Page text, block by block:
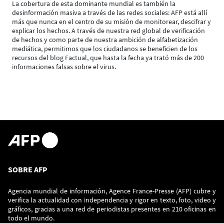
La cobertura de esta dominante mundial es también la
desinformación masiva a través de las redes sociales: AFP está allí
más que nunca en el centro de su misión de monitorear, descifrar y
explicar los hechos. A través de nuestra red global de verificación
de hechos y como parte de nuestra ambición de alfabetización
mediática, permitimos que los ciudadanos se beneficien de los
recursos del blog Factual, que hasta la fecha ya trató más de 200
informaciones falsas sobre el virus.
SOBRE AFP
Agencia mundial de información, Agence France-Presse (AFP) cubre y
verifica la actualidad con independencia y rigor en texto, foto, video y
gráficos, gracias a una red de periodistas presentes en 210 oficinas en
todo el mundo.